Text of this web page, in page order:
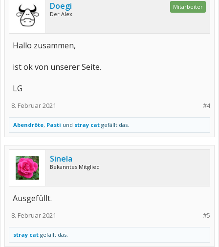
Doegi
Der Alex
Mitarbeiter
Hallo zusammen,
ist ok von unserer Seite.
LG
#4
8. Februar 2021
Abendröte, Pasti und stray cat gefällt das.
Sinela
Bekanntes Mitglied
Ausgefüllt.
#5
8. Februar 2021
stray cat gefällt das.